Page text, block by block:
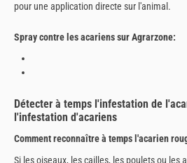
pour une application directe sur l'animal.
Spray contre les acariens sur Agrarzone:
Détecter à temps l'infestation de
l'infestation d'acariens
Comment reconnaître à temps l'acarien
Si les oiseaux, les cailles, les poulets ou les